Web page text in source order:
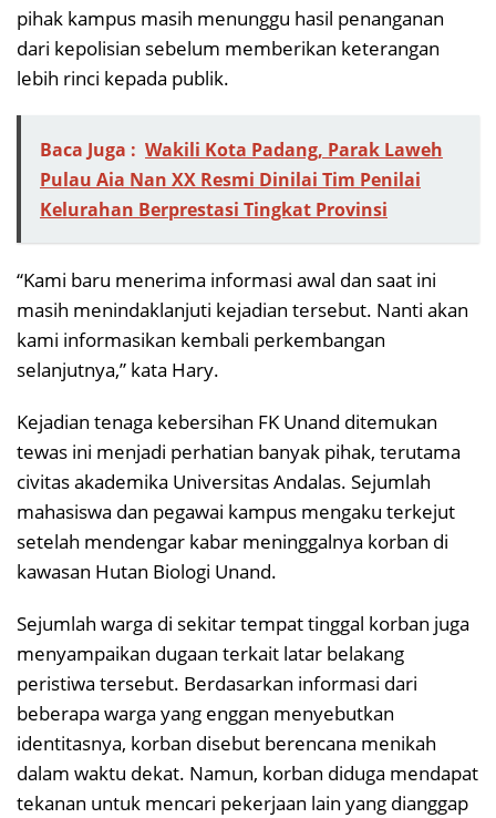
pihak kampus masih menunggu hasil penanganan
dari kepolisian sebelum memberikan keterangan
lebih rinci kepada publik.
Baca Juga : Wakili Kota Padang, Parak Laweh
Pulau Aia Nan XX Resmi Dinilai Tim Penilai
Kelurahan Berprestasi Tingkat Provinsi
“Kami baru menerima informasi awal dan saat ini
masih menindaklanjuti kejadian tersebut. Nanti akan
kami informasikan kembali perkembangan
selanjutnya,” kata Hary.
Kejadian tenaga kebersihan FK Unand ditemukan
tewas ini menjadi perhatian banyak pihak, terutama
civitas akademika Universitas Andalas. Sejumlah
mahasiswa dan pegawai kampus mengaku terkejut
setelah mendengar kabar meninggalnya korban di
kawasan Hutan Biologi Unand.
Sejumlah warga di sekitar tempat tinggal korban juga
menyampaikan dugaan terkait latar belakang
peristiwa tersebut. Berdasarkan informasi dari
beberapa warga yang enggan menyebutkan
identitasnya, korban disebut berencana menikah
dalam waktu dekat. Namun, korban diduga mendapat
tekanan untuk mencari pekerjaan lain yang dianggap